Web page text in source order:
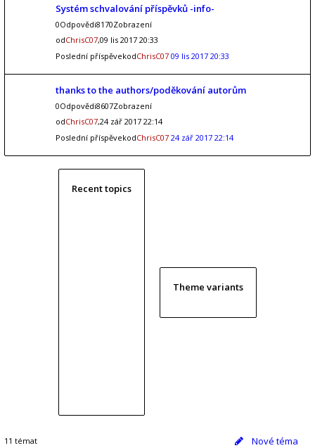
Systém schvalování příspěvků -info-
0Odpovědi8170Zobrazení
odChrisC07,09 lis 2017 20:33
Poslední příspěvekodChrisC07 09 lis 2017 20:33
thanks to the authors/poděkování autorům
0Odpovědi8607Zobrazení
odChrisC07,24 zář 2017 22:14
Poslední příspěvekodChrisC07 24 zář 2017 22:14
Recent topics
Theme variants
Nové téma
11 témat